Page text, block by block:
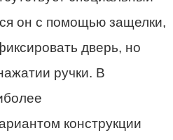
он с помощью защелки,
дверь, но
ручки. В
конструкции